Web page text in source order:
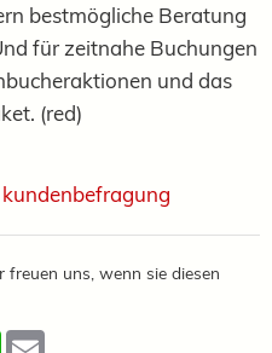
bestmögliche Beratung
für zeitnahe Buchungen
und das
(red)
kundenbefragung
uns, wenn sie diesen
WhatsApp